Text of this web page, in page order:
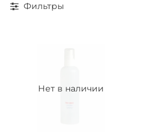
Фильтры
Нет в наличии